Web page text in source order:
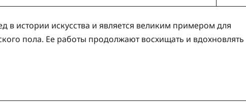
в истории искусства и является великим примером для
пола. Ее работы продолжают восхищать и вдохновлять